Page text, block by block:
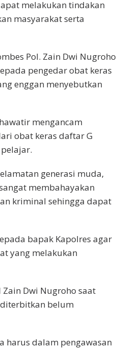
melakukan tindakan
masyarakat serta
Pol. Zain Dwi Nugroho
pengedar obat keras
enggan menyebutkan
mengancam
obat keras daftar G
generasi muda,
membahayakan
kriminal sehingga dapat
bapak Kapolres agar
yang melakukan
Zain Dwi Nugroho saat
belum
harus dalam pengawasan